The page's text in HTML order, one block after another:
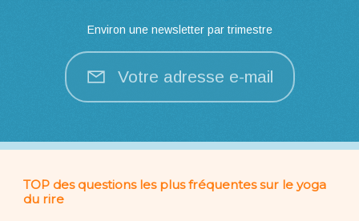
Environ une newsletter par trimestre
Votre adresse e-mail
TOP des questions les plus fréquentes sur le yoga
du rire